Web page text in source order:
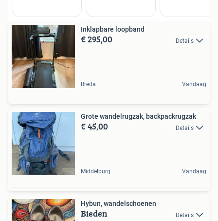
Inklapbare loopband
€ 295,00 Details
Breda Vandaag
Grote wandelrugzak, backpackrugzak
€ 45,00 Details
Middelburg Vandaag
Hybun, wandelschoenen
Bieden Details